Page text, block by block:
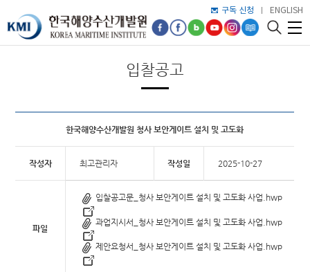
구독 신청 ENGLISH
입찰공고
한국해양수산개발원 청사 보안게이트 설치 및 고도화
작성자 최고관리자 작성일 2025-10-27
파일
입찰공고문_청사 보안게이트 설치 및 고도화 사업.hwp
과업지시서_청사 보안게이트 설치 및 고도화 사업.hwp
제안요청서_청사 보안게이트 설치 및 고도화 사업.hwp